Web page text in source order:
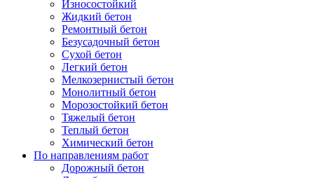
Износостойкий
Жидкий бетон
Ремонтный бетон
Безусадочный бетон
Сухой бетон
Легкий бетон
Мелкозернистый бетон
Монолитный бетон
Морозостойкий бетон
Тяжелый бетон
Теплый бетон
Химический бетон
По направлениям работ
Дорожный бетон